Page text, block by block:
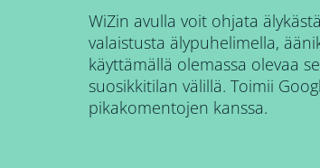
WiZin avulla voit ohjata
valaistusta älypuhelimella,
käyttämällä olemassa olevaa
suosikkitilan välillä. Toimii
pikakomentojen kanssa.